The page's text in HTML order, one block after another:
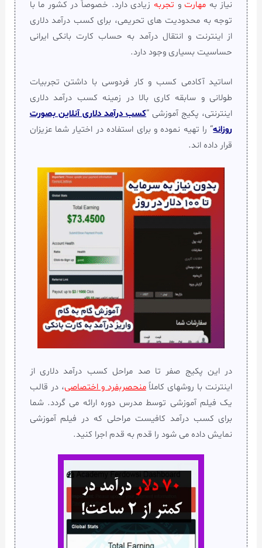
نیاز به مهارتو تجربه زیادی دارد. خصوصاً در کشور ما با
توجه به محدودیت های تحریمی، برای کسب درآمد دلاری
از اینترنت و انتقال درآمد به حساب کارت بانکی ایرانی
حساسیت بسیاری وجود دارد.
اساتید آکادمی کسب و کار فردوسی با داشتن تجربیات
طولانی و سابقه کاری بالا در زمینه کسب درآمد دلاری
اینترنتی، پکیج آموزشی ”کسب درآمد دلاری آنلاین بصورت
روزانه“ را تهیه نموده و برای استفاده در اختیار شما عزیزان
قرار داده اند.
در این پکیج صفر تا صد مراحل کسب درآمد دلاری از
اینترنت با روشهای کاملاًمنحصربفرد و اختصاصی، در قالب
یک فیلم آموزشی توسط مدرس دوره ارائه می گردد. شما
برای کسب درآمد کافیست مراحلی که در فیلم آموزشی
نمایش داده می شود را قدم به قدم اجرا کنید.